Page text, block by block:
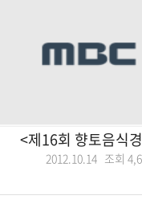
<제16회 향토음식
2012.10.14 조회